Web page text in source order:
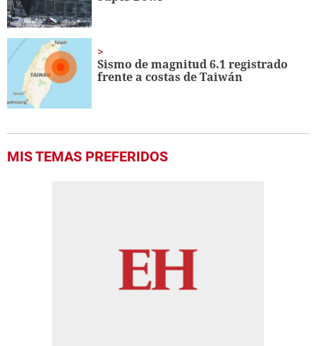
Sismo de magnitud 6.1 registrado
frente a costas de Taiwán
MIS TEMAS PREFERIDOS